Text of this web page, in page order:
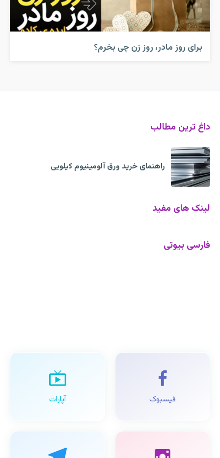
برای روز مادر، روز زن چی بخرم؟
داغ ترین مطالب
راهنمای خرید ورق آلومینیوم کیلویی
لینک های مفید
فارسی بیوتی
فیسبوک آپارات